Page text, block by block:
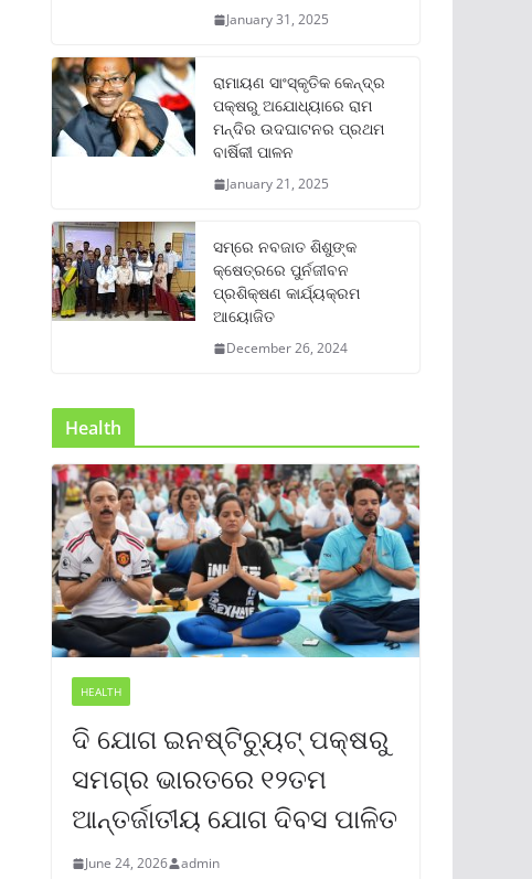
January 31, 2025
ରାମାୟଣ ସାଂସ୍କୃତିକ କେନ୍ଦ୍ର
ପକ୍ଷରୁ ଅଯୋଧ୍ୟାରେ ରାମ
ମନ୍ଦିର ଉଦଘାଟନର ପ୍ରଥମ
ବାର୍ଷିକୀ ପାଳନ
January 21, 2025
ସମ୍‌ରେ ନବଜାତ ଶିଶୁଙ୍କ
କ୍ଷେତ୍ରରେ ପୁର୍ନଜୀବନ
ପ୍ରଶିକ୍ଷଣ କାର୍ଯ୍ୟକ୍ରମ
ଆୟୋଜିତ
December 26, 2024
Health
HEALTH
ଦି ଯୋଗ ଇନଷ୍ଟିଚ୍ୟୁଟ୍ ପକ୍ଷରୁ
ସମଗ୍ର ଭାରତରେ ୧୨ତମ
ଆନ୍ତର୍ଜାତୀୟ ଯୋଗ ଦିବସ ପାଳିତ
June 24, 2026 admin